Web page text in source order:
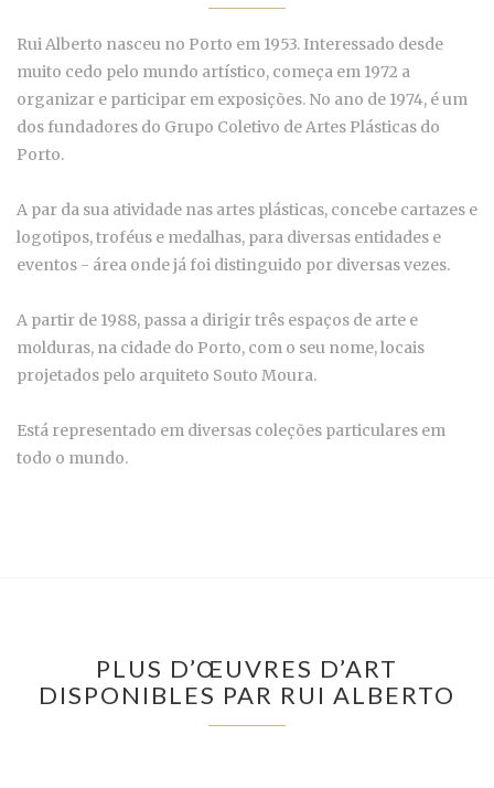
Rui Alberto nasceu no Porto em 1953. Interessado desde
muito cedo pelo mundo artístico, começa em 1972 a
organizar e participar em exposições. No ano de 1974, é um
dos fundadores do Grupo Coletivo de Artes Plásticas do
Porto.
A par da sua atividade nas artes plásticas, concebe cartazes e
logotipos, troféus e medalhas, para diversas entidades e
eventos - área onde já foi distinguido por diversas vezes.
A partir de 1988, passa a dirigir três espaços de arte e
molduras, na cidade do Porto, com o seu nome, locais
projetados pelo arquiteto Souto Moura.
Está representado em diversas coleções particulares em
todo o mundo.
PLUS D’ŒUVRES D’ART
DISPONIBLES PAR RUI ALBERTO